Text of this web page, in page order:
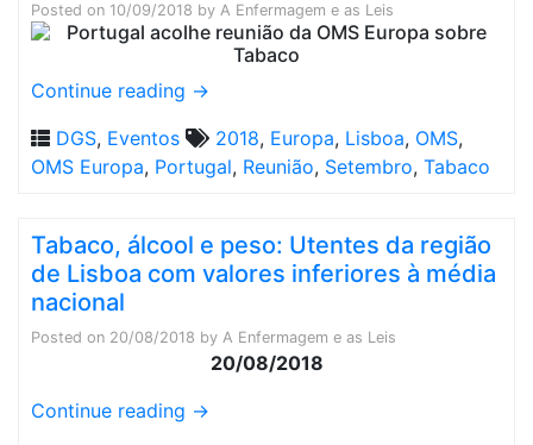
Posted on 10/09/2018 by A Enfermagem e as Leis
Continue reading →
DGS, Eventos 2018, Europa, Lisboa, OMS,
OMS Europa, Portugal, Reunião, Setembro, Tabaco
Tabaco, álcool e peso: Utentes da região
de Lisboa com valores inferiores à média
nacional
Posted on 20/08/2018 by A Enfermagem e as Leis
20/08/2018
Continue reading →